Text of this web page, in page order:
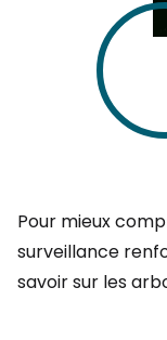
Pour mieux
surveillance
savoir sur les